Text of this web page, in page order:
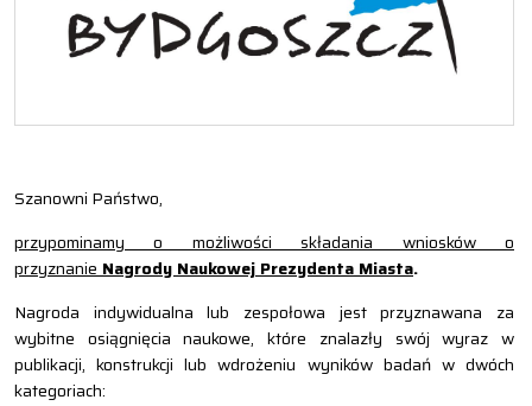
Szanowni Państwo,
przypominamy o możliwości składania wniosków o
przyznanie Nagrody Naukowej Prezydenta Miasta.
Nagroda indywidualna lub zespołowa jest przyznawana za
wybitne osiągnięcia naukowe, które znalazły swój wyraz w
publikacji, konstrukcji lub wdrożeniu wyników badań w dwóch
kategoriach: